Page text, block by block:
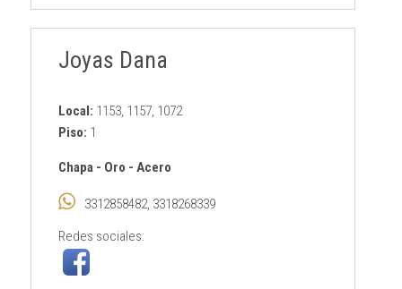
Joyas Dana
Local: 1153, 1157, 1072
Piso: 1
Chapa- Oro - Acero
3312858482, 3318268339
Redes sociales: